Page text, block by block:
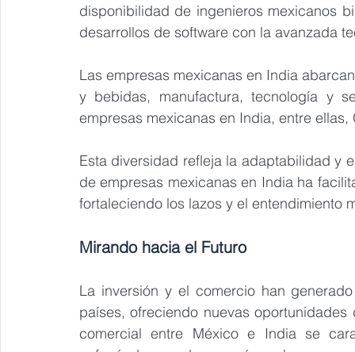
disponibilidad de ingenieros mexicanos
desarrollos de software con la avanzada
Las empresas mexicanas en India
y bebidas, manufactura, tecnología y
empresas mexicanas en India, entre
Esta diversidad refleja la adaptabilidad y
de empresas mexicanas en India ha
fortaleciendo los lazos y el entendimiento
Mirando hacia el Futuro
La inversión y el comercio han
países, ofreciendo nuevas
comercial entre México e India se